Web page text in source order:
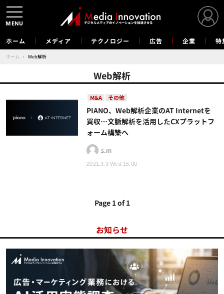
ホーム メディア テクノロジー 広告 企業 特
ホーム › Web解析
Web解析
M&A その他
2021.3.3 Wed 15:00
PIANO、Web解析企業のAT Internetを
買収…文脈解析を活用したCXプラットフ
ォーム構築へ
s.m
Page 1 of 1
お知らせ
MENU